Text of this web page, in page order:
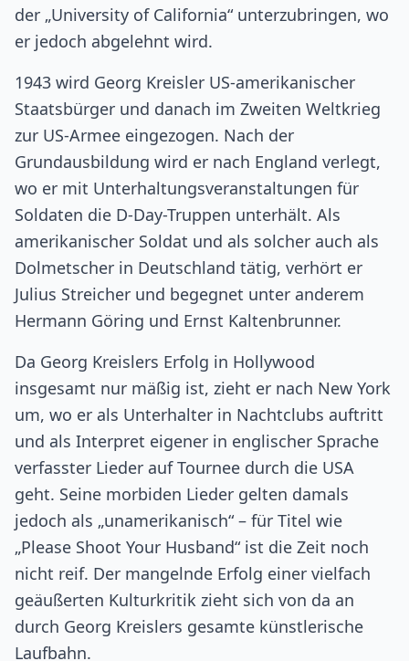
der „University of California“ unterzubringen, wo
er jedoch abgelehnt wird.
1943 wird Georg Kreisler US-amerikanischer
Staatsbürger und danach im Zweiten Weltkrieg
zur US-Armee eingezogen. Nach der
Grundausbildung wird er nach England verlegt,
wo er mit Unterhaltungsveranstaltungen für
Soldaten die D-Day-Truppen unterhält. Als
amerikanischer Soldat und als solcher auch als
Dolmetscher in Deutschland tätig, verhört er
Julius Streicher und begegnet unter anderem
Hermann Göring und Ernst Kaltenbrunner.
Da Georg Kreislers Erfolg in Hollywood
insgesamt nur mäßig ist, zieht er nach New York
um, wo er als Unterhalter in Nachtclubs auftritt
und als Interpret eigener in englischer Sprache
verfasster Lieder auf Tournee durch die USA
geht. Seine morbiden Lieder gelten damals
jedoch als „unamerikanisch“ – für Titel wie
„Please Shoot Your Husband“ ist die Zeit noch
nicht reif. Der mangelnde Erfolg einer vielfach
geäußerten Kulturkritik zieht sich von da an
durch Georg Kreislers gesamte künstlerische
Laufbahn.